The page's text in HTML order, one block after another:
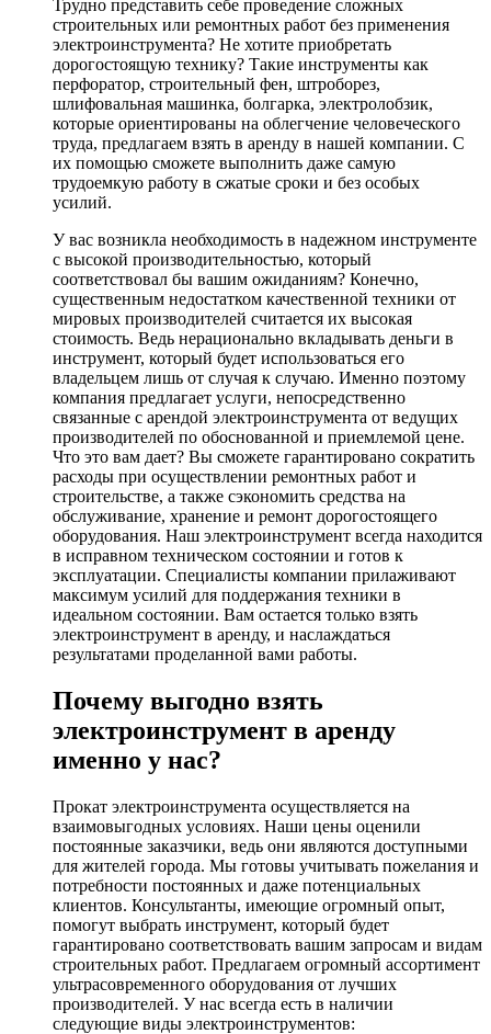
Трудно представить себе проведение сложных
строительных или ремонтных работ без применения
электроинструмента? Не хотите приобретать
дорогостоящую технику? Такие инструменты как
перфоратор, строительный фен, штроборез,
шлифовальная машинка, болгарка, электролобзик,
которые ориентированы на облегчение человеческого
труда, предлагаем взять в аренду в нашей компании. С
их помощью сможете выполнить даже самую
трудоемкую работу в сжатые сроки и без особых
усилий.
У вас возникла необходимость в надежном инструменте
с высокой производительностью, который
соответствовал бы вашим ожиданиям? Конечно,
существенным недостатком качественной техники от
мировых производителей считается их высокая
стоимость. Ведь нерационально вкладывать деньги в
инструмент, который будет использоваться его
владельцем лишь от случая к случаю. Именно поэтому
компания предлагает услуги, непосредственно
связанные с арендой электроинструмента от ведущих
производителей по обоснованной и приемлемой цене.
Что это вам дает? Вы сможете гарантировано сократить
расходы при осуществлении ремонтных работ и
строительстве, а также сэкономить средства на
обслуживание, хранение и ремонт дорогостоящего
оборудования. Наш электроинструмент всегда находится
в исправном техническом состоянии и готов к
эксплуатации. Специалисты компании прилаживают
максимум усилий для поддержания техники в
идеальном состоянии. Вам остается только взять
электроинструмент в аренду, и наслаждаться
результатами проделанной вами работы.
Почему выгодно взять
электроинструмент в аренду
именно у нас?
Прокат электроинструмента осуществляется на
взаимовыгодных условиях. Наши цены оценили
постоянные заказчики, ведь они являются доступными
для жителей города. Мы готовы учитывать пожелания и
потребности постоянных и даже потенциальных
клиентов. Консультанты, имеющие огромный опыт,
помогут выбрать инструмент, который будет
гарантировано соответствовать вашим запросам и видам
строительных работ. Предлагаем огромный ассортимент
ультрасовременного оборудования от лучших
производителей. У нас всегда есть в наличии
следующие виды электроинструментов: